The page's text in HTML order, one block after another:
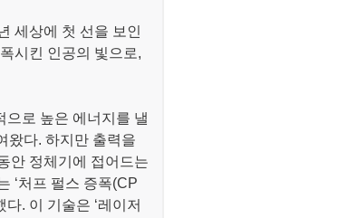
세상에 첫 선을 보인
시킨 인공의 빛으로,
으로 높은 에너지를 낼
왔다. 하지만 출력을
안 정체기에 접어드는
‘처프 펄스 증폭(CP
. 이 기술은 ‘레이저